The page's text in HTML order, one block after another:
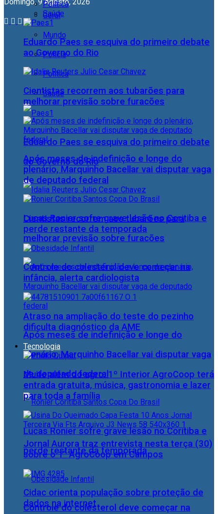
Geral
Mundo
Polícia
Política
Saúde
Eduardo Paes se esquiva do primeiro debate
ao Governo do Rio
Cientistas recorrem aos tubarões para
melhorar previsão sobre furacões
Após meses de indefinição e longe do
plenário, Marquinho Bacellar vai disputar vaga
de deputado federal
Lucas Ronier sofre grave lesão no Coritiba e
perde restante da temporada
Controle do colesterol deve começar na
Política
Saúde
Eduardo Paes se esquiva do primeiro debate
ao Governo do Rio
Cientistas recorrem aos tubarões para
melhorar previsão sobre furacões
Após meses de indefinição e longe do
plenário, Marquinho Bacellar vai disputar vaga
de deputado federal
Lucas Ronier sofre grave lesão no Coritiba e
perde restante da temporada
Controle do colesterol deve começar na
infância, alerta cardiologista
Atraso na ampliação do teste do pezinho
dificulta diagnóstico da AME
Tecnologia
Muito além do agro: 1º Interior AgroCoop terá
entrada gratuita, música, gastronomia e lazer
para toda a família
Jornal Aurora traz entrevista nesta terça (30)
sobre o 1° AgroCoop em Campos
Cidac orienta população sobre proteção de
dados na internet